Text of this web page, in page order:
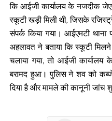
कि आईजी कार्यालय के नजदीक
स्कूटी खड़ी मिली थी, जिसके
संपर्क किया गया। आईएमटी थाना
अहलावत ने बताया कि स्कूटी
चलाया गया, तो आईजी
बरामद हुआ। पुलिस ने शव को
दिया है और मामले की कानूनी जांच